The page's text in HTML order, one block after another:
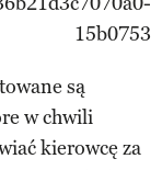
są
w chwili
kierowcę za